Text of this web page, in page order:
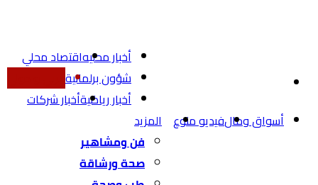
أخبار محليهاقتصاد محلي
شؤون برلمانية
أخبار رياضيةأخبار شركات
أسواق ومالفيديو منوع المزيد
فن ومشاهير
صحة ورشاقة